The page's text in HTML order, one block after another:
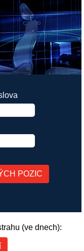
(ve dnech):